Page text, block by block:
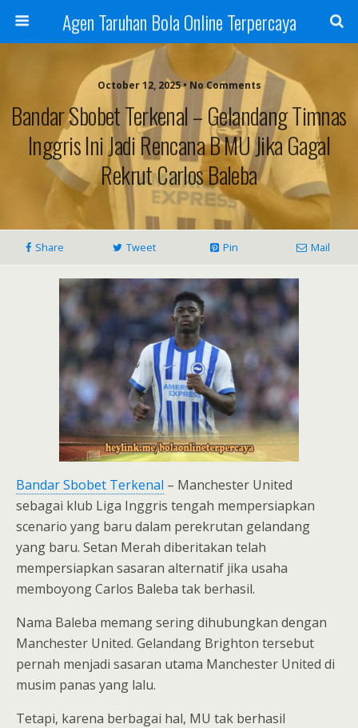
Agen Taruhan Bola Online Terpercaya
October 12, 2025 • No Comments
Bandar Sbobet Terkenal – Gelandang Timnas
Inggris Ini Jadi Rencana B MU Jika Gagal
Rekrut Carlos Baleba
Share Tweet Pin Mail
Bandar Sbobet Terkenal – Manchester United
sebagai klub Liga Inggris tengah mempersiapkan
scenario yang baru dalam perekrutan gelandang
yang baru. Setan Merah diberitakan telah
mempersiapkan sasaran alternatif jika usaha
memboyong Carlos Baleba tak berhasil.
Nama Baleba memang sering dihubungkan dengan
Manchester United. Gelandang Brighton tersebut
pernah menjadi sasaran utama Manchester United di
musim panas yang lalu.
Tetapi, karena berbagai hal, MU tak berhasil